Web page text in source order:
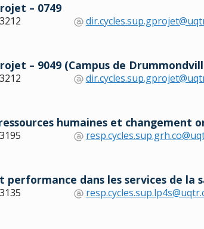
– 0749
– 9049 (Campus de
humaines et changement
dans les services de la